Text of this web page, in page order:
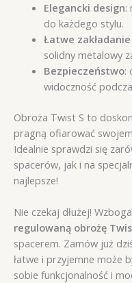
Elegancki design:
do każdego stylu.
Łatwe
solidny metalowy
Bezpieczeństwo:
widoczność
Obroża Twist S to
pragną ofiarować
Idealnie sprawdzi się
spacerów, jak i na
najlepsze!
Nie czekaj dłużej!
regulowaną obrożę
spacerem. Zamów już
łatwe i przyjemne może
sobie funkcjonalność i